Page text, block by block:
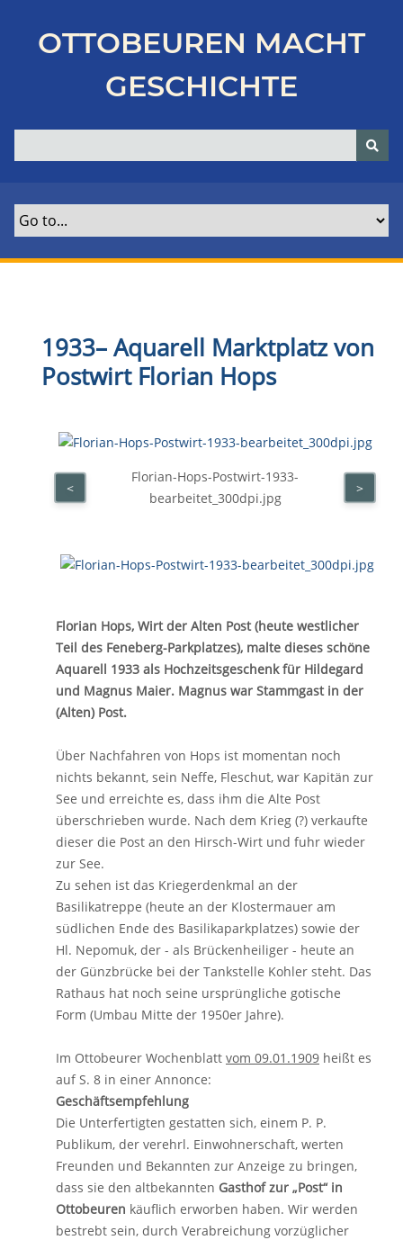
p
OTTOBEUREN MACHT
GESCHICHTE
1933–Aquarell Marktplatz von
Postwirt Florian Hops
Florian-Hops-Postwirt-1933-
bearbeitet_300dpi.jpg
< >
Florian Hops, Wirt der Alten Post (heute westlicher
Teil des Feneberg-Parkplatzes), malte dieses schöne
Aquarell 1933 als Hochzeitsgeschenk für Hildegard
und Magnus Maier. Magnus war Stammgast in der
(Alten) Post.
Über Nachfahren von Hops ist momentan noch
nichts bekannt, sein Neffe, Fleschut, war Kapitän zur
See und erreichte es, dass ihm die Alte Post
überschrieben wurde. Nach dem Krieg (?) verkaufte
dieser die Post an den Hirsch-Wirt und fuhr wieder
zur See.
Zu sehen ist das Kriegerdenkmal an der
Basilikatreppe (heute an der Klostermauer am
südlichen Ende des Basilikaparkplatzes) sowie der
Hl. Nepomuk, der - als Brückenheiliger - heute an
der Günzbrücke bei der Tankstelle Kohler steht. Das
Rathaus hat noch seine ursprüngliche gotische
Form (Umbau Mitte der 1950er Jahre).
Im Ottobeurer Wochenblatt vom 09.01.1909 heißt es
auf S. 8 in einer Annonce:
Geschäftsempfehlung
Die Unterfertigten gestatten sich, einem P. P.
Publikum, der verehrl. Einwohnerschaft, werten
Freunden und Bekannten zur Anzeige zu bringen,
dass sie den altbekannten Gasthof zur „Post“ in
Ottobeuren käuflich erworben haben. Wir werden
bestrebt sein, durch Verabreichung vorzüglicher